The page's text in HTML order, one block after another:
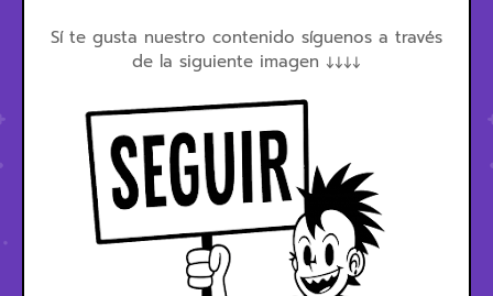
Sí te gusta nuestro contenido síguenos a través
de la siguiente imagen ↓↓↓↓